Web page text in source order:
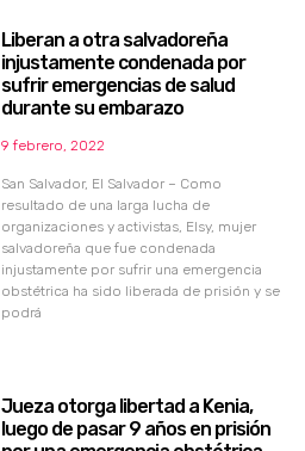
Liberan a otra salvadoreña
injustamente condenada por
sufrir emergencias de salud
durante su embarazo
9 febrero, 2022
San Salvador, El Salvador – Como
resultado de una larga lucha de
organizaciones y activistas, Elsy, mujer
salvadoreña que fue condenada
injustamente por sufrir una emergencia
obstétrica ha sido liberada de prisión y se
podrá
Jueza otorga libertad a Kenia,
luego de pasar 9 años en prisión